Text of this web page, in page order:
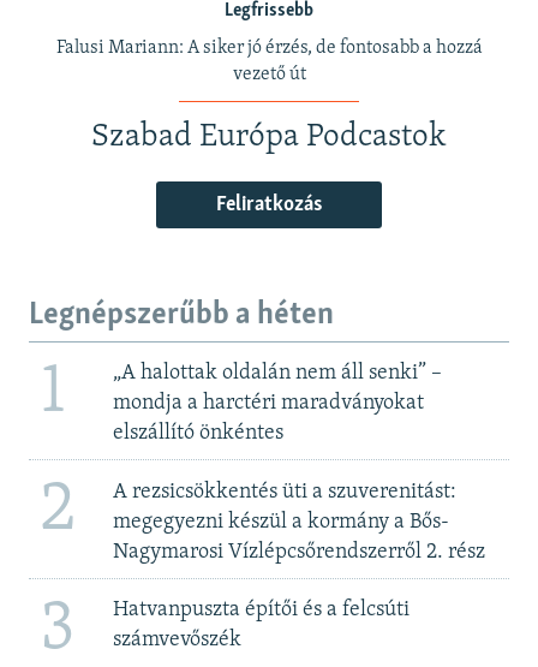
Legfrissebb
Falusi Mariann: A siker jó érzés, de fontosabb a hozzá
vezető út
Szabad Európa Podcastok
Feliratkozás
Legnépszerűbb a héten
1
„A halottak oldalán nem áll senki” –
mondja a harctéri maradványokat
elszállító önkéntes
2
A rezsicsökkentés üti a szuverenitást:
megegyezni készül a kormány a Bős-
Nagymarosi Vízlépcsőrendszerről 2. rész
3
Hatvanpuszta építői és a felcsúti
számvevőszék